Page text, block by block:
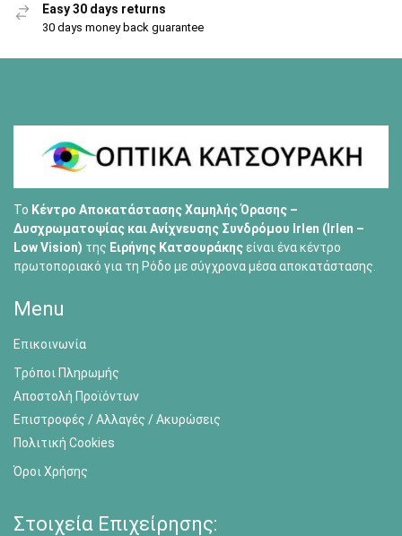
Easy 30 days returns
30 days money back guarantee
Το Κέντρο Αποκατάστασης Χαμηλής Όρασης –
Δυσχρωματοψίας και Ανίχνευσης Συνδρόμου Irlen (Irlen –
Low Vision) της Ειρήνης Κατσουράκηςείναι ένα κέντρο
πρωτοποριακό για τη Ρόδο με σύγχρονα μέσα αποκατάστασης.
Menu
Επικοινωνία
Τρόποι Πληρωμής
Αποστολή Προϊόντων
Επιστροφές / Αλλαγές / Ακυρώσεις
Πολιτική Cookies
Όροι Χρήσης
Στοιχεία Επιχείρησης: